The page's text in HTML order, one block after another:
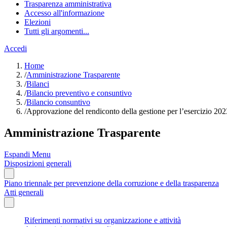
Trasparenza amministrativa
Accesso all'informazione
Elezioni
Tutti gli argomenti...
Accedi
Home
/Amministrazione Trasparente
/Bilanci
/Bilancio preventivo e consuntivo
/Bilancio consuntivo
/Approvazione del rendiconto della gestione per l’esercizio
Amministrazione Trasparente
Espandi Menu
Disposizioni generali
Piano triennale per prevenzione della corruzione e della trasparenza
Atti generali
Riferimenti normativi su organizzazione e attività